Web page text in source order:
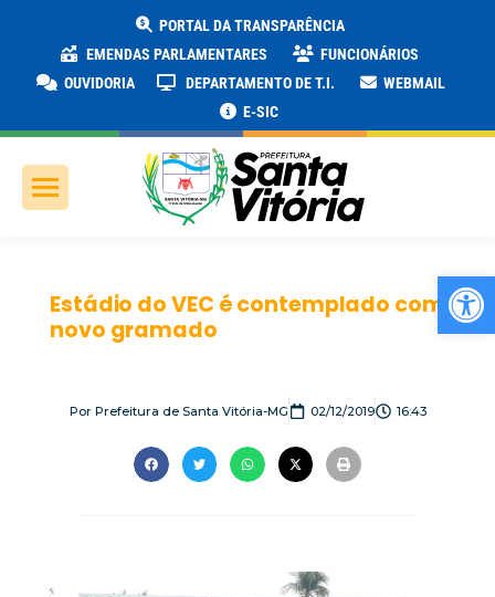
PORTAL DA TRANSPARÊNCIA
EMENDAS PARLAMENTARES
FUNCIONÁRIOS
OUVIDORIA
DEPARTAMENTO DE T.I.
WEBMAIL
E-SIC
Estádio do VEC é contemplado com
novo gramado
PorPrefeitura de Santa Vitória-MG 02/12/2019 16:43